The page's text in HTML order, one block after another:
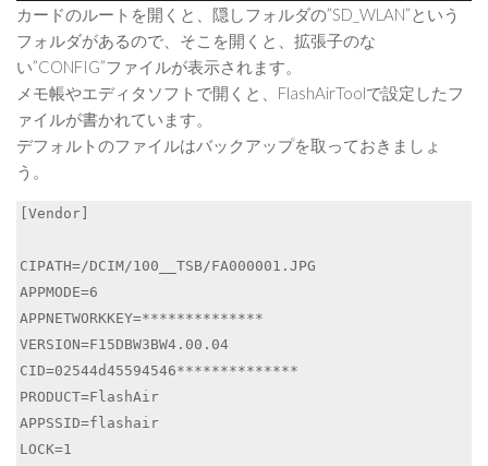
カードのルートを開くと、隠しフォルダの”SD_WLAN”という
フォルダがあるので、そこを開くと、拡張子のな
い”CONFIG”ファイルが表示されます。
メモ帳やエディタソフトで開くと、FlashAirToolで設定したフ
ァイルが書かれています。
デフォルトのファイルはバックアップを取っておきましょ
う。
[Vendor]
CIPATH=/DCIM/100__TSB/FA000001.JPG
APPMODE=6
APPNETWORKKEY=**************
VERSION=F15DBW3BW4.00.04
CID=02544d45594546**************
PRODUCT=FlashAir
APPSSID=flashair
LOCK=1